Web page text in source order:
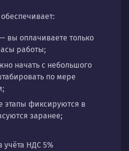
вы оплачиваете только
работы;
начать с небольшого
по мере
этапы фиксируются в
заранее;
настройки,
учёта НДС 5%